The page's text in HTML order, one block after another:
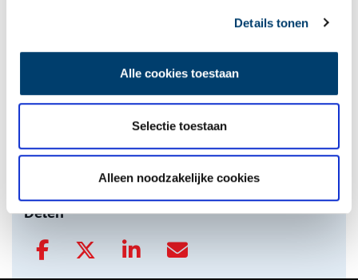
Details tonen
Alle cookies toestaan
Selectie toestaan
Alleen noodzakelijke cookies
>
Delen